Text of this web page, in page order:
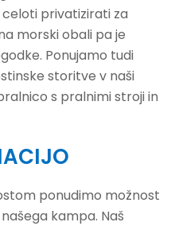
privatizirati za
morski obali pa je
Ponujamo tudi
storitve v naši
s pralnimi stroji in
ponudimo možnost
kampa. Naš